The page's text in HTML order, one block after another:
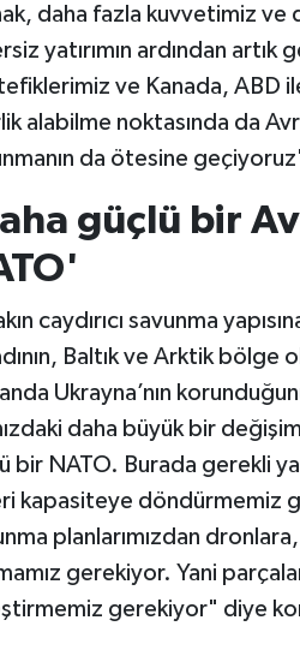
daha fazla kuvvetimiz ve
yatırımın ardından
ve Kanada, ABD
alabilme noktasında da
da ötesine
güçlü bir
caydırıcı savunma
Baltık ve Arktik
Ukrayna’nın
daha büyük bir
bir NATO. Burada gerekli
kapasiteye döndürmemiz
planlarımızdan
gerekiyor. Yani
gerekiyor" diye